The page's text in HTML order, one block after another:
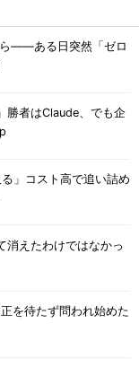
ら――ある日突然「ゼロ
勝者はClaude、でも企
る」コスト高で追い詰め
消えたわけではなかっ
を待たず問われ始めた